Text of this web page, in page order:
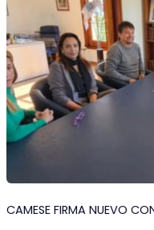
CAMESE FIRMA NUEVO